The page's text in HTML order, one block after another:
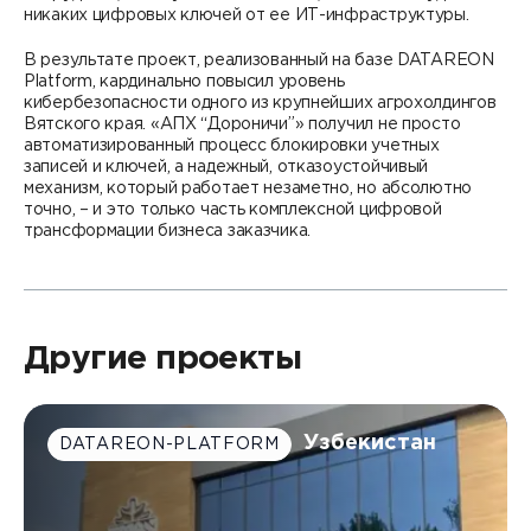
никаких цифровых ключей от ее ИТ-инфраструктуры.
В результате проект, реализованный на базе DATAREON
Platform, кардинально повысил уровень
кибербезопасности одного из крупнейших агрохолдингов
Вятского края. «АПХ “Дороничи”» получил не просто
автоматизированный процесс блокировки учетных
записей и ключей, а надежный, отказоустойчивый
механизм, который работает незаметно, но абсолютно
точно, – и это только часть комплексной цифровой
трансформации бизнеса заказчика.
Другие проекты
DATAREON-PLATFORM Узбекистан